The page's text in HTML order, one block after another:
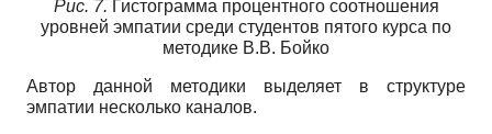
Рис. 7. Гистограмма процентного соотношения
уровней эмпатии среди студентов пятого курса по
методике В.В. Бойко
Автор данной методики выделяет в структуре
эмпатии несколько каналов.